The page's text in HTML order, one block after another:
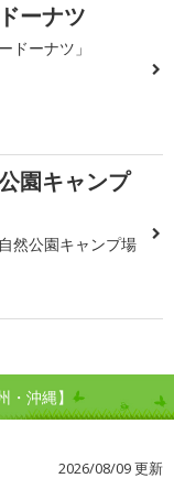
ーナツ
ドーナツ」
園キャンプ
然公園キャンプ場
沖縄】
2026/08/09 更新